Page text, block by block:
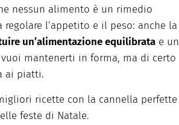
nessun alimento è un rimedio
l’appetito e il peso: anche la
un’alimentazione equilibrata e un
mantenerti in forma, ma di certo
ai piatti.
ricette con la cannella perfette
feste di Natale.